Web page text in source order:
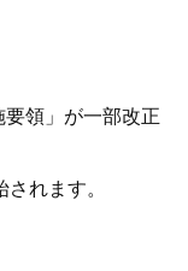
要領」が一部改正
れます。